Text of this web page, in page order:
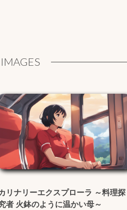
リナリーエクスプローラ ～料理探
者 火鉢のように温かい母～